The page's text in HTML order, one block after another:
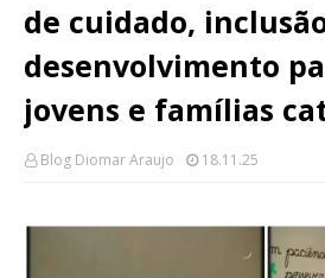
de cuidado,
desenvolvimento
jovens e famílias
Blog Diomar Araujo 18.11.25